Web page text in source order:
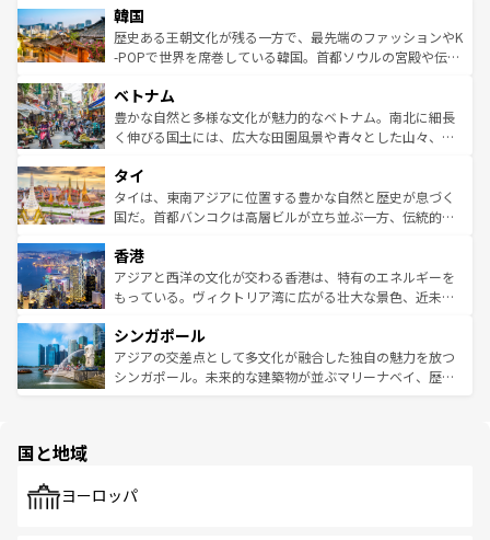
はコンテンツ一覧
いる。アクティビティも充実しており、サーフィンやダイ
ビング、ハイキングなど、アウトドア好きにはたまらな
い。オーストラリアの多彩な魅力を存分に味わいつくそ
参照してほしい。
ン）、静ひつな山岳地帯である台湾東部など、都市の喧騒
と山間の静けさが共存しており、訪れる人に新しい発見と
驚きをもたらしてくれる。また、奥深い台湾の食文化も魅
容にもいいと評判のスイーツなど、バラエティ豊かな料理
が味わえる。 なお、新着の台湾情報は コンテンツ一覧を参
照してほしい。
韓国
歴史ある王朝文化が残る一方で、最先端のファッションやK
-POPで世界を席巻している韓国。首都ソウルの宮殿や伝統
き、地方に足を延ばせば四季折々の自然美を楽しむことが
できる。そして、キムチや焼肉、絶品のストリートフード
まで、さまざまな韓国料理が待っている。夜には、韓国な
リティに包まれながら、韓国の多彩な魅力を心ゆくまで味
わってみてほしい。 なお、新着の韓国情報はコンテンツ一
覧を参照してほしい。
ベトナム
豊かな自然と多様な文化が魅力的なベトナム。南北に細長
く伸びる国土には、広大な田園風景や青々とした山々、世
急速な発展と共に伝統が息づく。ハノイの古い町並みやホ
ーチミン市のフランス統治時代の建物も、独特の雰囲気を
醸し出している。また、バラエティの豊かさとおいしさで
とつ。フォーやバインミー、ベトナムコーヒーなどは、ぜ
ひ現地で味わいたい。どの地域を訪れてもあたたかい人々
が旅行者を迎えてくれるので、きっと忘れられない旅にな
参照してほしい。
タイ
タイは、東南アジアに位置する豊かな自然と歴史が息づく
国だ。首都バンコクは高層ビルが立ち並ぶ一方、伝統的な
の活気が交差している。北部ではチェンマイなどの山岳地
帯で自然と触れ合い、南部ではプーケットやクラビの美し
いビーチでリゾート気分を楽しむことができる。タイ料理
激する。気候は一年中温暖で、どの季節にも異なる楽しみ
が待っている。親しみやすいタイの人々、仏教を中心とし
た文化、そして多様な観光資源が、訪れる旅人を魅了し続
香港
アジアと西洋の文化が交わる香港は、特有のエネルギーを
もっている。ヴィクトリア湾に広がる壮大な景色、近未来
み、どこを訪れても感動するはず。観光スポットが密集し
ており、効率よく見どころを回れるのも魅力。息をのむよ
うな絶景から文化的な体験まで、香港を存分に楽しみ尽く
シンガポール
アジアの交差点として多文化が融合した独自の魅力を放つ
シンガポール。未来的な建築物が並ぶマリーナベイ、歴史
で、ホーカーズは地元の風情を楽しめる外せないスポット
国と地域
ヨーロッパ